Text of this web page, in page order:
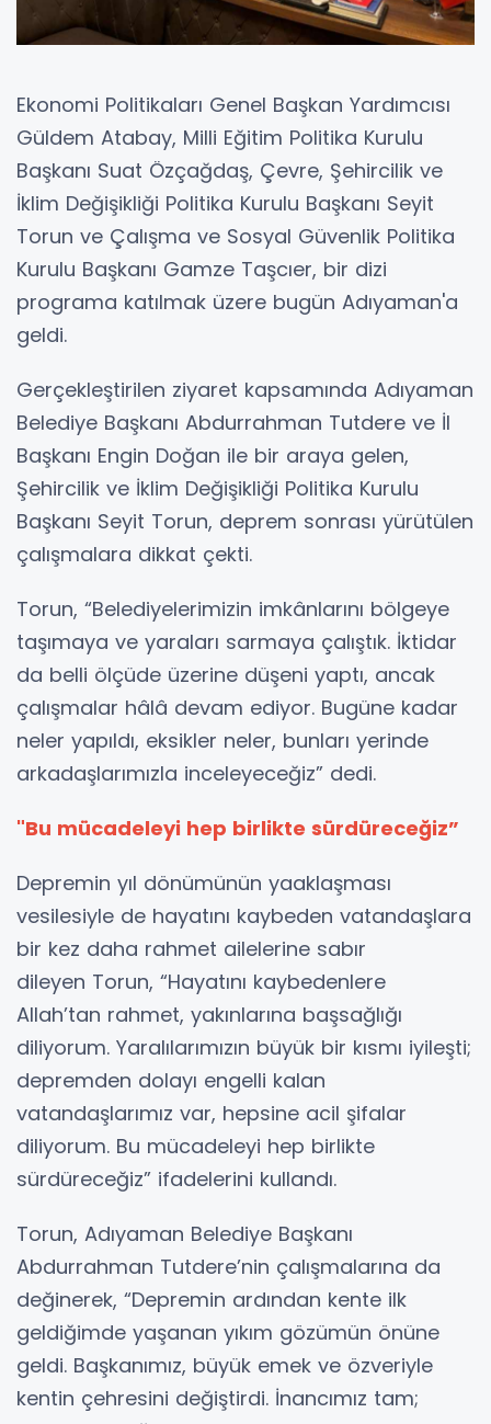
Ekonomi Politikaları Genel Başkan Yardımcısı
Güldem Atabay, Milli Eğitim Politika Kurulu
Başkanı Suat Özçağdaş, Çevre, Şehircilik ve
İklim Değişikliği Politika Kurulu Başkanı Seyit
Torun ve Çalışma ve Sosyal Güvenlik Politika
Kurulu Başkanı Gamze Taşcıer, bir dizi
programa katılmak üzere bugün Adıyaman'a
geldi.
Gerçekleştirilen ziyaret kapsamında Adıyaman
Belediye Başkanı Abdurrahman Tutdere ve İl
Başkanı Engin Doğan ile bir araya gelen,
Şehircilik ve İklim Değişikliği Politika Kurulu
Başkanı Seyit Torun, deprem sonrası yürütülen
çalışmalara dikkat çekti.
Torun, “Belediyelerimizin imkânlarını bölgeye
taşımaya ve yaraları sarmaya çalıştık. İktidar
da belli ölçüde üzerine düşeni yaptı, ancak
çalışmalar hâlâ devam ediyor. Bugüne kadar
neler yapıldı, eksikler neler, bunları yerinde
arkadaşlarımızla inceleyeceğiz” dedi.
"Bu mücadeleyi hep birlikte sürdüreceğiz”
Depremin yıl dönümünün yaaklaşması
vesilesiyle de hayatını kaybeden vatandaşlara
bir kez daha rahmet ailelerine sabır
dileyen Torun, “Hayatını kaybedenlere
Allah’tan rahmet, yakınlarına başsağlığı
diliyorum. Yaralılarımızın büyük bir kısmı iyileşti;
depremden dolayı engelli kalan
vatandaşlarımız var, hepsine acil şifalar
diliyorum. Bu mücadeleyi hep birlikte
sürdüreceğiz” ifadelerini kullandı.
Torun, Adıyaman Belediye Başkanı
Abdurrahman Tutdere’nin çalışmalarına da
değinerek, “Depremin ardından kente ilk
geldiğimde yaşanan yıkım gözümün önüne
geldi. Başkanımız, büyük emek ve özveriyle
kentin çehresini değiştirdi. İnancımız tam;